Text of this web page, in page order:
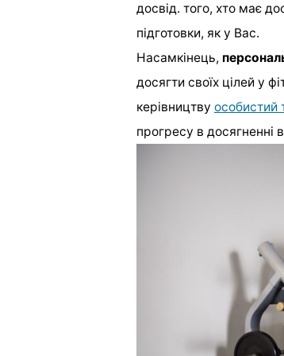
досвід. того, хто має
підготовки, як у Вас.
Насамкінець,
досягти своїх цілей у
керівництву особистий
прогресу в досягненні